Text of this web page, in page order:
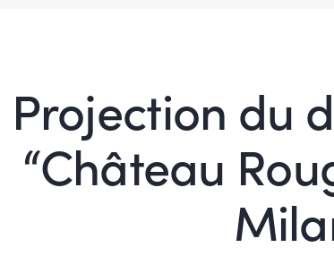
Projection du
“Château